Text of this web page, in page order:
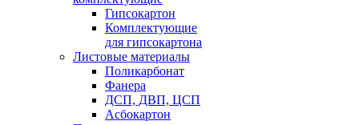
Гипсокартон
Комплектующие
для гипсокартона
Листовые материалы
Поликарбонат
Фанера
ДСП, ДВП, ЦСП
Асбокартон